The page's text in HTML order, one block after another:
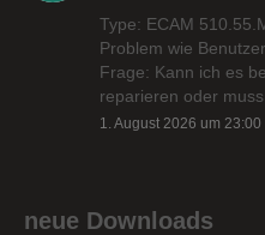
Type: ECAM
Problem wie
Frage: Kann ich es
reparieren oder
1. August 2026 um 23:00
neue Downloads